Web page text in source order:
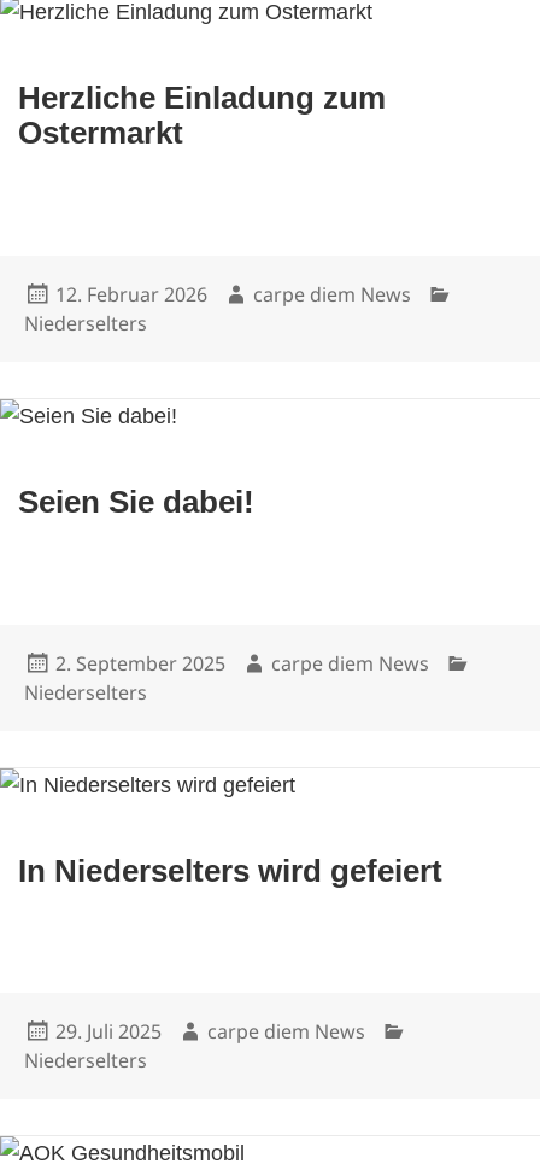
Herzliche Einladung zum
Ostermarkt
Veröffentlicht
12. Februar 2026 Autor
carpe diem News
Niederselters
Seien Sie dabei!
Veröffentlicht
2. September 2025 Autor
carpe diem News
Niederselters
In Niederselters wird gefeiert
Veröffentlicht
29. Juli 2025 Autor
carpe diem News
Niederselters